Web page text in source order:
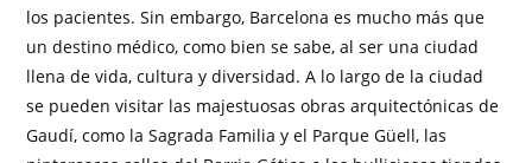
los pacientes. Sin embargo, Barcelona es mucho más que
un destino médico, como bien se sabe, al ser una ciudad
llena de vida, cultura y diversidad. A lo largo de la ciudad
se pueden visitar las majestuosas obras arquitectónicas de
Gaudí, como la Sagrada Familia y el Parque Güell, las